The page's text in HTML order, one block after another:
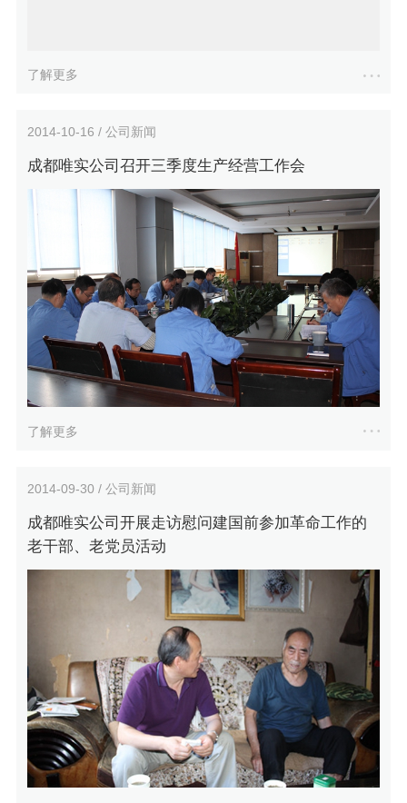
了解更多
2014-10-16 / 公司新闻
成都唯实公司召开三季度生产经营工作会
了解更多
2014-09-30 / 公司新闻
成都唯实公司开展走访慰问建国前参加革命工作的
老干部、老党员活动